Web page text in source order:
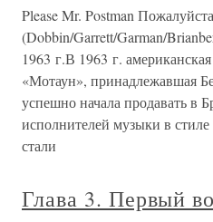
Please Mr. Postman
(Dobbin/Garrett/Garman/
1963 г.В 1963 г.
«Мотаун», принадлежавшая
успешно начала продавать в
исполнителей музыки в
стали
Глава 3. Первый